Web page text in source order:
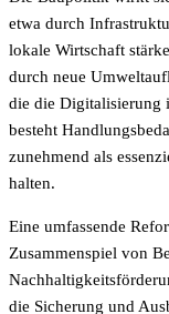
etwa durch
lokale Wirtschaft
durch neue
die die Digitalisierung
besteht
zunehmend als
halten.
Eine umfassende
Zusammenspiel von
die Sicherung und